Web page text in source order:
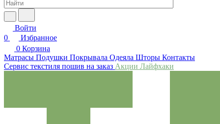
Войти
0
Избранное
0 Корзина
Матрасы Подушки Покрывала Одеяла Шторы Контакты
Сервис текстиля пошив на заказ Акции Лайфхаки